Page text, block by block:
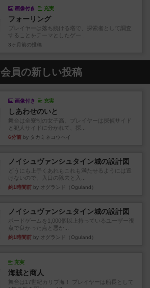
画像付き 充実
フォーリング
プレイヤーは落ち続ける塔で、探索者として調査
することをテーマとしたゲー...
3ヶ月前 の投稿
会員の新しい投稿
画像付き 充実
しあわせのいと
舞台は全寮制の女子高。プレイヤーは探偵サイド
と犯人サイドに分かれて、探...
6分前 by タカミネコウヘイ
ノイシュヴァンシュタイン城の設計図
どうにも上手くあれもこれも満たせるようには置
けないので、入口の除去と入...
約1時間前 by オグランド（Oguland）
ノイシュヴァンシュタイン城の設計図
ボードゲームを1,000個以上持っているユーザー視
点で良かった点と悪か...
約1時間前 by オグランド（Oguland）
充実
海賊と商人
舞台は17世紀カリブ海！ プレイヤーは船長として